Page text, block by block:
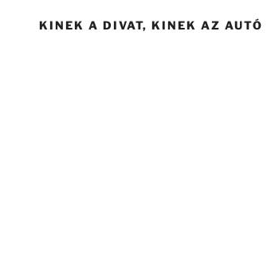
KINEK A DIVAT, KINEK AZ AUTÓ